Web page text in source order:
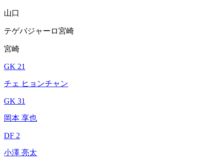
山口
テゲバジャーロ宮崎
宮崎
GK 21
チェ ヒョンチャン
GK 31
岡本 享也
DF 2
小澤 亮太